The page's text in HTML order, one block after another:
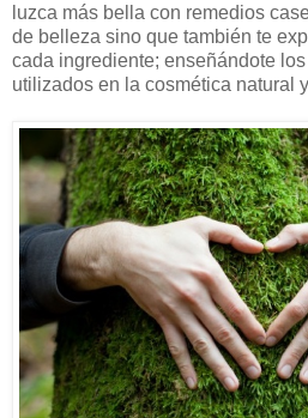
luzca más bella con remedios
de belleza sino que también te
cada ingrediente; enseñándote
utilizados en la cosmética natural